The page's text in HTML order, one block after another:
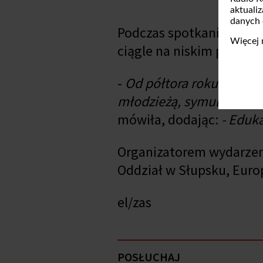
danych
Więcej
Podczas spotkania
ciągle na niskim
- Od półtora roku są
młodzieżą, symulacje
mówiła, dodając: -
Organizatorem
Oddział w Słupsku,
el/zas
POSŁUCHAJ